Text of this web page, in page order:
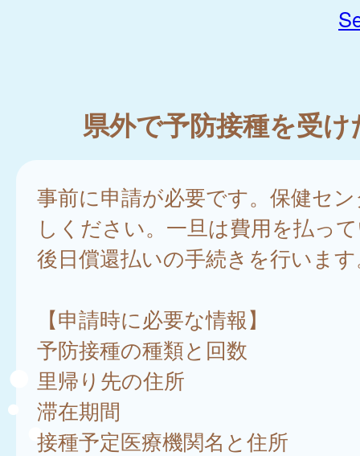
県外で予防接種を受け
事前に申請が必要です。保健セ
しください。一旦は費用を払っ
後日償還払いの手続きを行いま
【申請時に必要な情報】
予防接種の種類と回数
里帰り先の住所
滞在期間
接種予定医療機関名と住所